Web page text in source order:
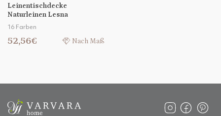
Leinentischdecke
Naturleinen Lesna
16 Farben
52,56€ Nach Maß